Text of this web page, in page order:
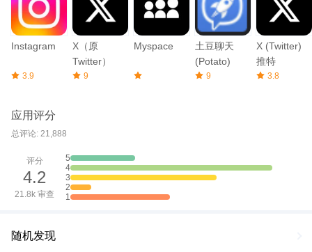
Instagram
3.9
X（原
Twitter）
9
Myspace
土豆聊天
(Potato)
9
X (Twitter)
推特
3.8
应用评分
总评论: 21,888
评分
4.2
21.8k 审查
5
4
3
2
1
随机发现